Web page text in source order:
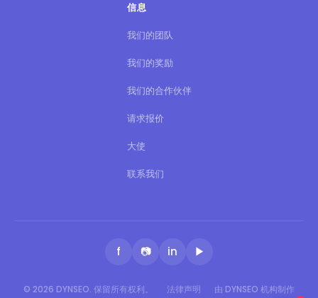
信息
我们的团队
我们的奖励
我们的合作伙伴
请求报价
大使
联系我们
f 📷 in ▶
© 2026 DYNSEO. 保留所有权利。 法律声明 由 DYNSEO 机构制作